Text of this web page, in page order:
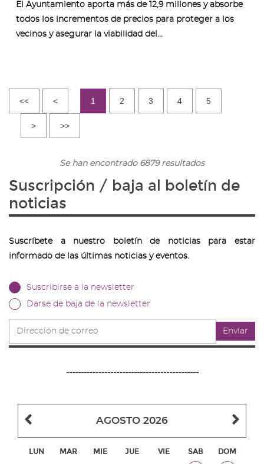
El Ayuntamiento aporta más de 12,9 millones y absorbe
todos los incrementos de precios para proteger a los
vecinos y asegurar la viabilidad del...
<< < 1 2 3 4 5
> >>
Se han encontrado 6879 resultados
Suscripción / baja al boletín de
noticias
Suscríbete a nuestro boletín de noticias para estar
informado de las últimas noticias y eventos.
Suscribirse a la newsletter
Darse de baja de la newsletter
de
correo
Enviar
---------------------------------------------
Mes
anterior
Mes
AGOSTO 2026
LUN MAR MIE JUE VIE SAB DOM